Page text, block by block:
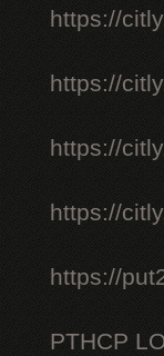
https://
https://
https://
https://
https://
PTHCP